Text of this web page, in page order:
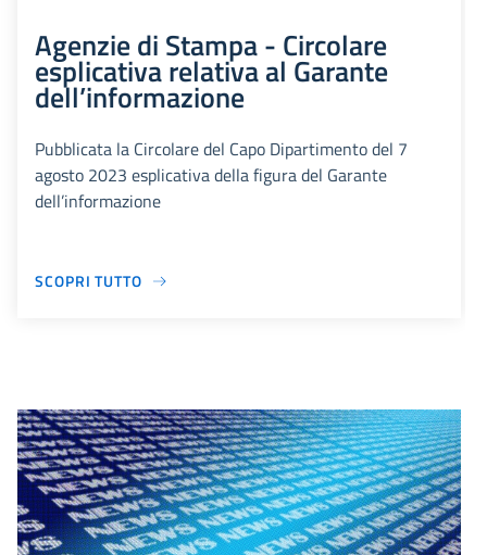
Agenzie di Stampa - Circolare
esplicativa relativa al Garante
dell’informazione
Pubblicata la Circolare del Capo Dipartimento del 7
agosto 2023 esplicativa della figura del Garante
dell’informazione
SCOPRI TUTTO